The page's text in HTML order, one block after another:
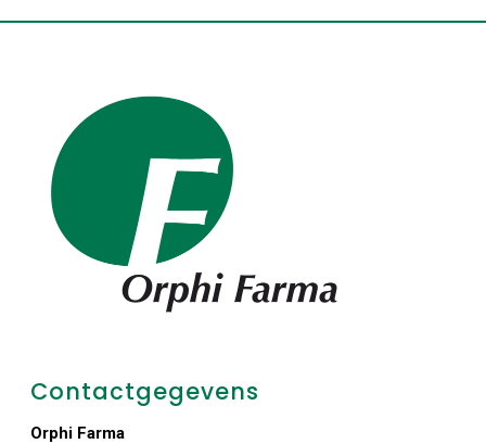
Contactgegevens
Orphi Farma